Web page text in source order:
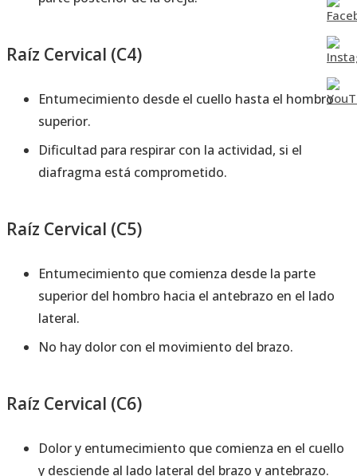
Raíz Cervical (C4)
Entumecimiento desde el cuello hasta el hombro
superior.
Dificultad para respirar con la actividad, si el
diafragma está comprometido.
Raíz Cervical (C5)
Entumecimiento que comienza desde la parte
superior del hombro hacia el antebrazo en el lado
lateral.
No hay dolor con el movimiento del brazo.
Raíz Cervical (C6)
Dolor y entumecimiento que comienza en el cuello
y desciende al lado lateral del brazo y antebrazo.